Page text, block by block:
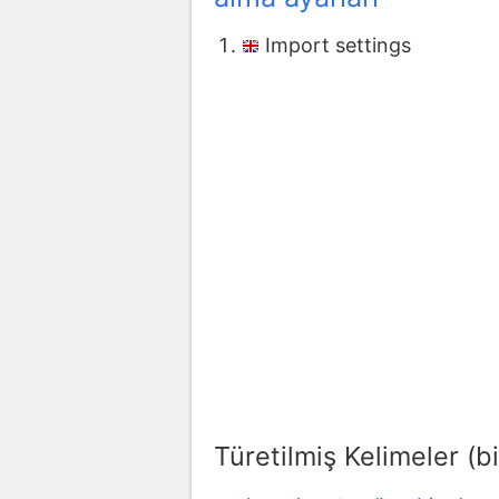
Import settings
Türetilmiş Kelimeler